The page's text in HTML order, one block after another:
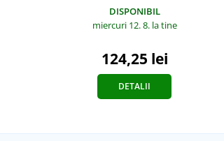
DISPONIBIL
miercuri 12. 8. la tine
124,25 lei
DETALII